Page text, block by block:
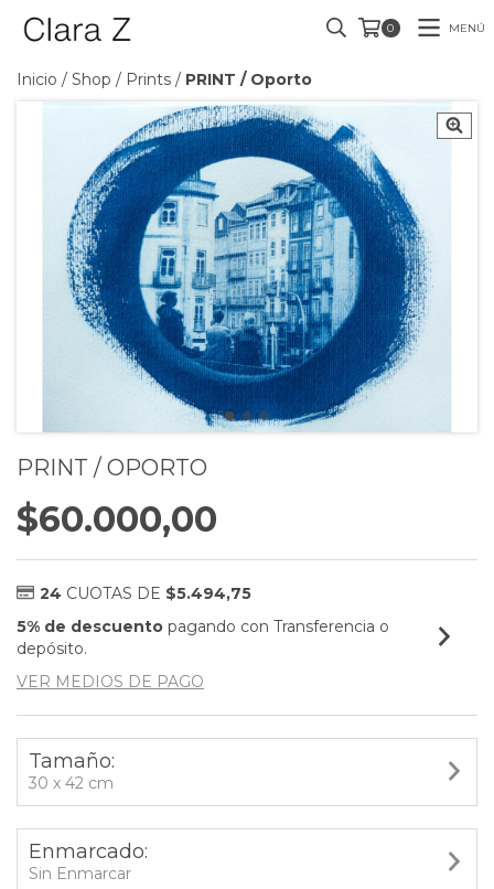
0 MENÚ
Inicio / Shop / Prints / PRINT / Oporto
PRINT / OPORTO
$60.000,00
24 CUOTAS DE $5.494,75
5% de descuento pagando con Transferencia o
depósito.
VER MEDIOS DE PAGO
Tamaño:
30 x 42 cm
Enmarcado:
Sin Enmarcar